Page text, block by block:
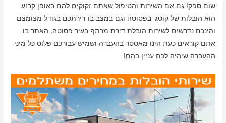
שום ספק! גם אם השירות והטיפול שאתם זקוקים להם באופן קבוע
הוא הובלות של קוטג' בפסוטה וגם במצב בו דירתכם בגודל מצומצם
והינכם נדרשים לשירות הובלת דירת מרתף בעיר פסוטה, האתר בו
אתם קוראים כעת הינו מאסטר בהעברה ושמיש עבורכם פלוס כל מיני
ההעברה שיהיה לכם עניין בהם!